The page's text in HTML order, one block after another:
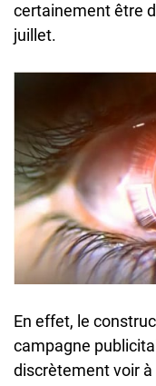
certainement être
juillet.
En effet, le
campagne
discrètement voir à